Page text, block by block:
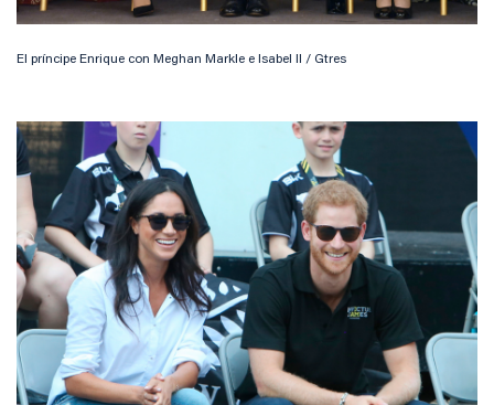
El príncipe Enrique con Meghan Markle e Isabel II / Gtres